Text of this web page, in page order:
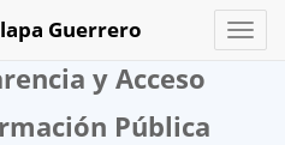
Toggle
Guerrero
y Acceso
Pública